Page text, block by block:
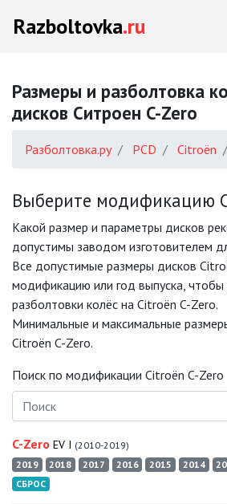
Razboltovka.ru
Размеры и разболтовка
дисков Ситроен C-Zero
Разболтовка.ру PCD Citroën
Выберите модификацию
Какой размер и параметры дисков
допустимы заводом изготовителем
Все допустимые размеры дисков
модификацию или год выпуска, чтобы
разболтовки колёс на Citroën C-Zero.
Минимальные и максимальные
Citroën C-Zero.
Поиск по модификации Citroën C-Zero
C-Zero EV I (2010-2019)
2019
2018 2017 2016 2015 2014
СБРОС